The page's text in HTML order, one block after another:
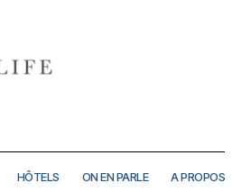
HÔTELS ON EN PARLE A PROPOS